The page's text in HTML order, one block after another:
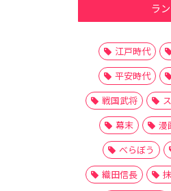
ラ
江戸時代
平安時代
戦国武将
幕末
漫
べらぼう
織田信長